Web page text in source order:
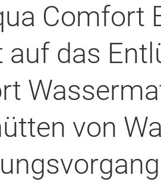
Comfort
auf das
von